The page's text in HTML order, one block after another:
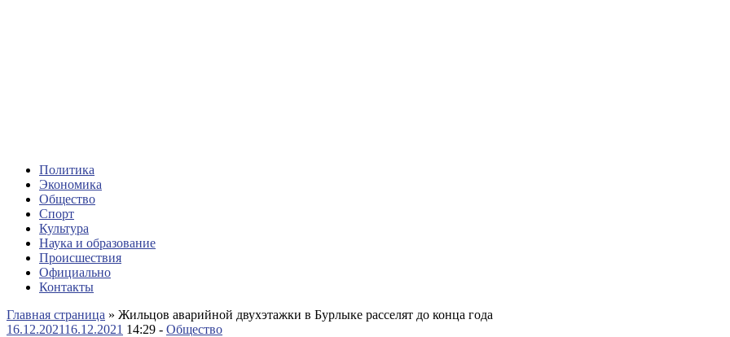
Политика
Экономика
Общество
Спорт
Культура
Наука и образование
Происшествия
Официально
Контакты
Главная страница » Жильцов аварийной двухэтажки в Бурлыке расселят до конца года
16.12.202116.12.2021 14:29 - Общество